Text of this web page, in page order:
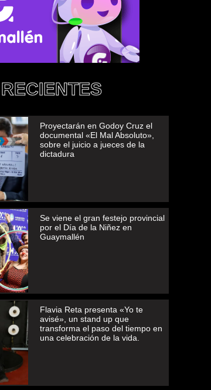
RECIENTES
Proyectarán en Godoy Cruz el
documental «El Mal Absoluto»,
sobre el juicio a jueces de la
dictadura
Se viene el gran festejo provincial
por el Día de la Niñez en
Guaymallén
Flavia Reta presenta «Yo te
avisé», un stand up que
transforma el paso del tiempo en
una celebración de la vida.